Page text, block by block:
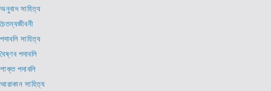
অনুবাদ সাহিত্য
চৈতন্যজীবনী
পদাবলি সাহিত্য
বৈষ্ণব পদাবলি
শাক্ত পদাবলি
আরাকান সাহিত্য